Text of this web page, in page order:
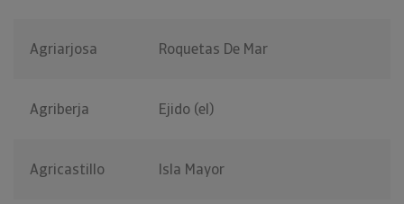
Agriarjosa Roquetas De Mar
Agriberja Ejido (el)
Agricastillo Isla Mayor